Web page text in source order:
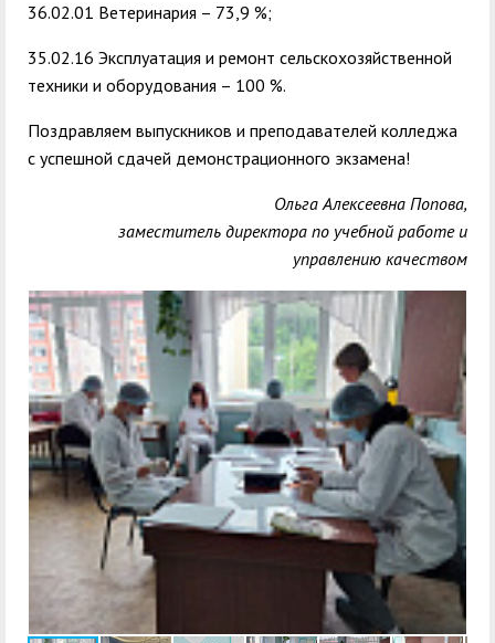
36.02.01 Ветеринария – 73,9 %;
35.02.16 Эксплуатация и ремонт сельскохозяйственной
техники и оборудования – 100 %.
Поздравляем выпускников и преподавателей колледжа
с успешной сдачей демонстрационного экзамена!
Ольга Алексеевна Попова,
заместитель директора по учебной работе и
управлению качеством